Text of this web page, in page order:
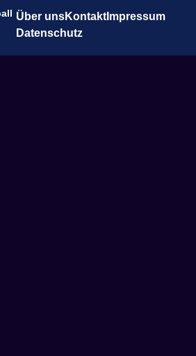
Über unsKontaktImpressum
Datenschutz